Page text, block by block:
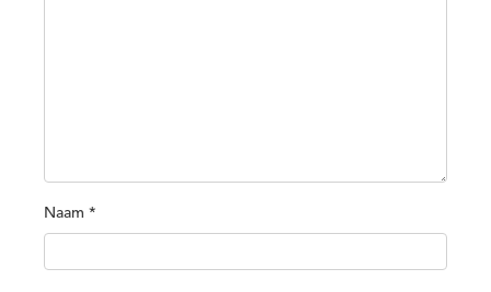
Naam *